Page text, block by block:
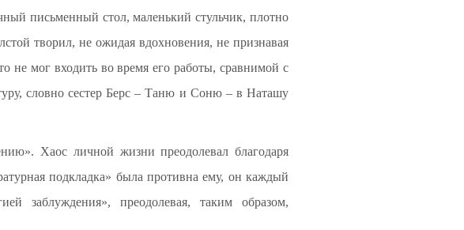
письменный стол, маленький стульчик, плотно
творил, не ожидая вдохновения, не признавая
мог входить во время его работы, сравнимой с
словно сестер Берс – Таню и Соню – в Наташу
Хаос личной жизни преодолевал благодаря
подкладка» была противна ему, он каждый
заблуждения», преодолевая, таким образом,